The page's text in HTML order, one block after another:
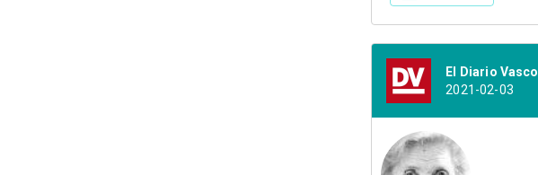
El Diario Vasco
2021-02-03